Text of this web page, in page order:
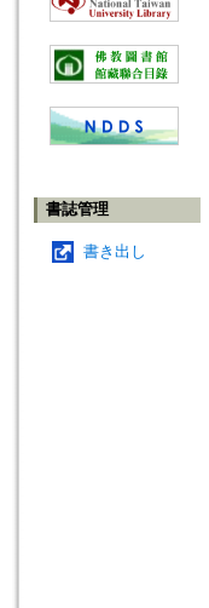
書誌管理
書き出し